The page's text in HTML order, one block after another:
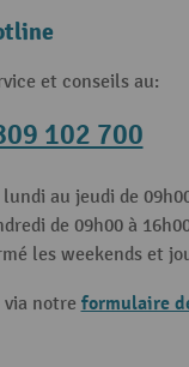
et conseils au:
102 700
lundi au jeudi de
de 09h00 à
les weekends et
via notre formulaire